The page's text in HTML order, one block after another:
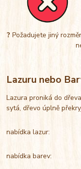
? Požadujete jiný
Lazuru nebo
Lazura proniká do
sytá, dřevo úplně
nabídka lazur:
nabídka barev: